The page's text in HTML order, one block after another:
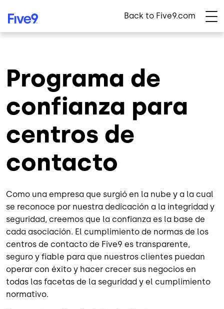
Back to Five9.com
Programa de
confianza para
centros de
contacto
Como una empresa que surgió en la nube y a la cual
se reconoce por nuestra dedicación a la integridad y
seguridad, creemos que la confianza es la base de
cada asociación. El cumplimiento de normas de los
centros de contacto de Five9 es transparente,
seguro y fiable para que nuestros clientes puedan
operar con éxito y hacer crecer sus negocios en
todas las facetas de la seguridad y el cumplimiento
normativo.